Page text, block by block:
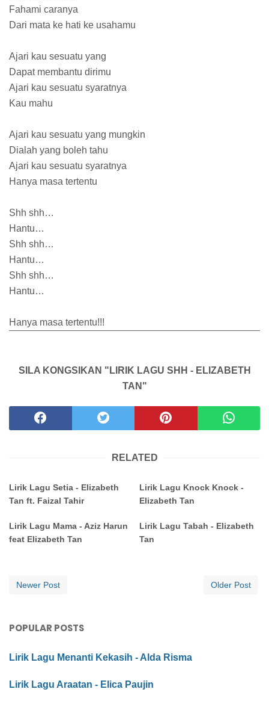
Fahami caranya
Dari mata ke hati ke usahamu
Ajari kau sesuatu yang
Dapat membantu dirimu
Ajari kau sesuatu syaratnya
Kau mahu
Ajari kau sesuatu yang mungkin
Dialah yang boleh tahu
Ajari kau sesuatu syaratnya
Hanya masa tertentu
Shh shh…
Hantu…
Shh shh…
Hantu…
Shh shh…
Hantu…
Hanya masa tertentu!!!
SILA KONGSIKAN "LIRIK LAGU SHH - ELIZABETH
TAN"
RELATED
Lirik Lagu Setia - Elizabeth
Tan ft. Faizal Tahir
Lirik Lagu Knock Knock -
Elizabeth Tan
Lirik Lagu Mama - Aziz Harun
feat Elizabeth Tan
Lirik Lagu Tabah - Elizabeth
Tan
Newer Post Older Post
POPULAR POSTS
Lirik Lagu Menanti Kekasih - Alda Risma
Lirik Lagu Araatan - Elica Paujin